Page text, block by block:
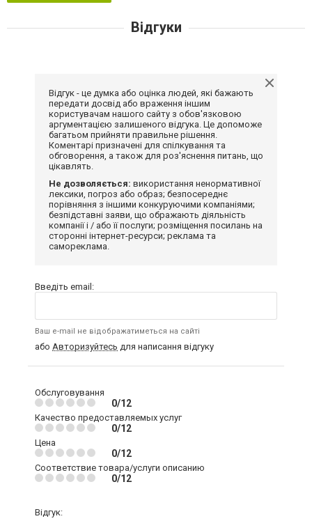
Відгуки
Відгук - це думка або оцінка людей, які бажають
передати досвід або враження іншим
користувачам нашого сайту з обов'язковою
аргументацією залишеного відгука. Це допоможе
багатьом прийняти правильне рішення.
Коментарі призначені для спілкування та
обговорення, а також для роз'яснення питань, що
цікавлять.
Не дозволяється: використання ненормативної
лексики, погроз або образ; безпосереднє
порівняння з іншими конкуруючими компаніями;
безпідставні заяви, що ображають діяльність
компанії і / або її послуги; розміщення посилань на
сторонні інтернет-ресурси; реклама та
самореклама.
Введіть email:
Ваш e-mail не відображатиметься на сайті
або Авторизуйтесь для написання відгуку
Обслуговування
0/12
Качество предоставляемых услуг
0/12
Цена
0/12
Соответствие товара/услуги описанию
0/12
Відгук: